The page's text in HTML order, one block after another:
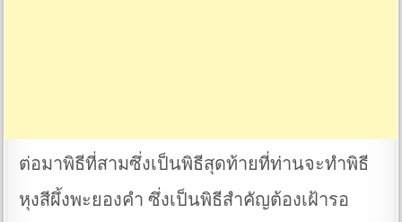
ต่อมาพิธีที่สามซึ่งเป็นพิธีสุดท้ายที่ท่านจะทำพิธี
หุงสีผึ้งพะยองคำ ซึ่งเป็นพิธีสำคัญต้องเฝ้ารอ